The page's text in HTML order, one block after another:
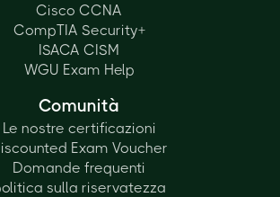
Cisco CCNA
CompTIA Security+
ISACA CISM
WGU Exam Help
Comunità
Le nostre certificazioni
Exam Voucher
Domande frequenti
sulla riservatezza